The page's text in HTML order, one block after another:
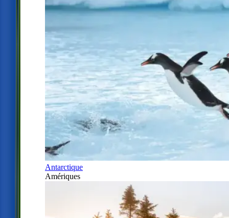
Antarctique
Amériques